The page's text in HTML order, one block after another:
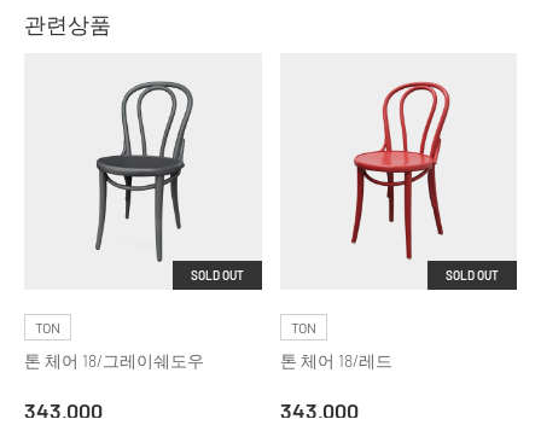
관련상품
SOLD OUT
TON
톤 체어 18/그레이쉐도우
343,000
SOLD OUT
TON
톤 체어 18/레드
343,000